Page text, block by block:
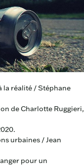
la réalité / Stéphane
de Charlotte Ruggieri,
urbaines / Jean
pour un